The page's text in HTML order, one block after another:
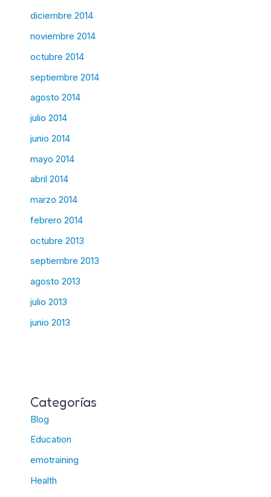
diciembre 2014
noviembre 2014
octubre 2014
septiembre 2014
agosto 2014
julio 2014
junio 2014
mayo 2014
abril 2014
marzo 2014
febrero 2014
octubre 2013
septiembre 2013
agosto 2013
julio 2013
junio 2013
Categorías
Blog
Education
emotraining
Health